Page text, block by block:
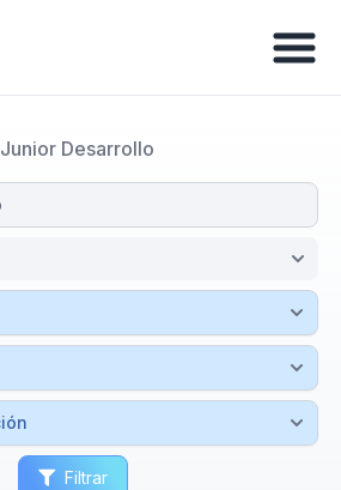
Junior Desarrollo
Filtrar